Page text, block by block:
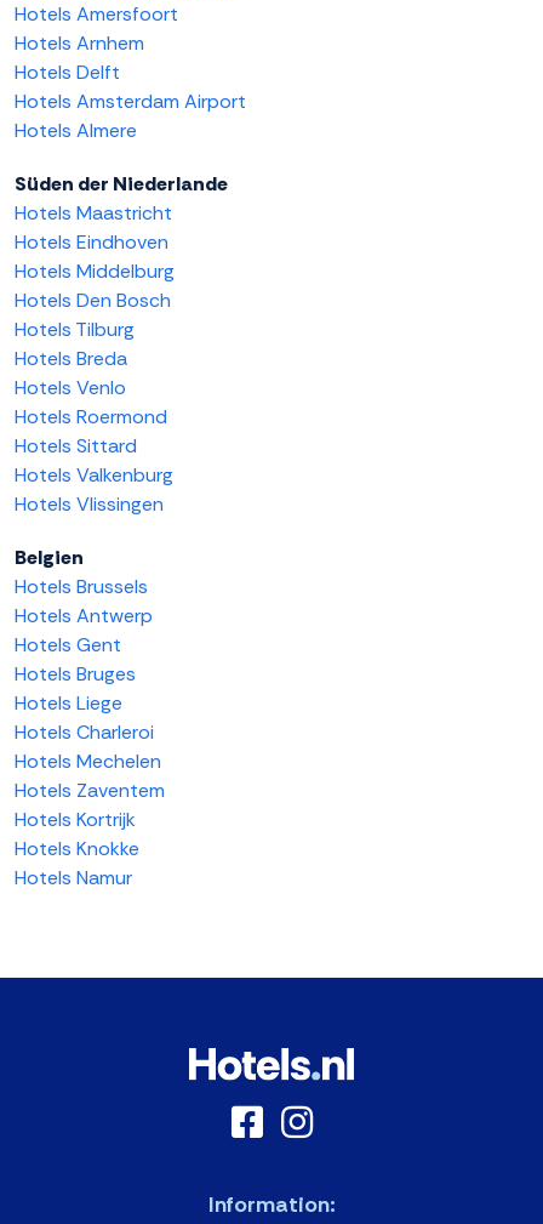
Hotels Amersfoort
Hotels Arnhem
Hotels Delft
Hotels Amsterdam Airport
Hotels Almere
Süden der Niederlande
Hotels Maastricht
Hotels Eindhoven
Hotels Middelburg
Hotels Den Bosch
Hotels Tilburg
Hotels Breda
Hotels Venlo
Hotels Roermond
Hotels Sittard
Hotels Valkenburg
Hotels Vlissingen
Belgien
Hotels Brussels
Hotels Antwerp
Hotels Gent
Hotels Bruges
Hotels Liege
Hotels Charleroi
Hotels Mechelen
Hotels Zaventem
Hotels Kortrijk
Hotels Knokke
Hotels Namur
Information: